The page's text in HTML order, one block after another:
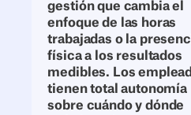
gestión que cambia el
enfoque de las horas
trabajadas o la
física a los resultados
medibles. Los
tienen total autonomía
sobre cuándo y dónde